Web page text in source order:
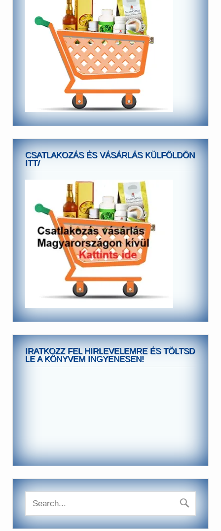
CSATLAKOZÁS ÉS VÁSÁRLÁS KÜLFÖLDÖN
ITT/
IRATKOZZ FEL HIRLEVELEMRE ÉS TÖLTSD
LE A KÖNYVEM INGYENESEN!